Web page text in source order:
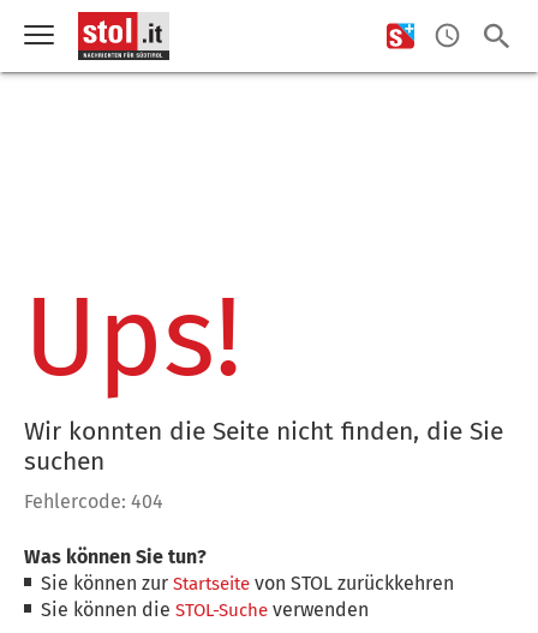
Ups!
Wir konnten die Seite nicht finden, die Sie
suchen
Fehlercode: 404
Was können Sie tun?
Sie können zurStartseite von STOL zurückkehren
Sie können dieSTOL-Suche verwenden